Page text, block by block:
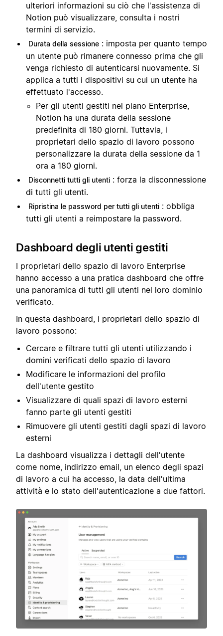
ulteriori informazioni su ciò che l'assistenza di
Notion può visualizzare, consulta i nostri
termini di servizio.
Durata della sessione : imposta per quanto tempo
un utente può rimanere connesso prima che gli
venga richiesto di autenticarsi nuovamente. Si
applica a tutti i dispositivi su cui un utente ha
effettuato l'accesso.
Per gli utenti gestiti nel piano Enterprise,
Notion ha una durata della sessione
predefinita di 180 giorni. Tuttavia, i
proprietari dello spazio di lavoro possono
personalizzare la durata della sessione da 1
ora a 180 giorni.
Disconnetti tutti gli utenti : forza la disconnessione
di tutti gli utenti.
Ripristina le password per tutti gli utenti : obbliga
tutti gli utenti a reimpostare la password.
Dashboard degli utenti gestiti
I proprietari dello spazio di lavoro Enterprise
hanno accesso a una pratica dashboard che offre
una panoramica di tutti gli utenti nel loro dominio
verificato.
In questa dashboard, i proprietari dello spazio di
lavoro possono:
Cercare e filtrare tutti gli utenti utilizzando i
domini verificati dello spazio di lavoro
Modificare le informazioni del profilo
dell'utente gestito
Visualizzare di quali spazi di lavoro esterni
fanno parte gli utenti gestiti
Rimuovere gli utenti gestiti dagli spazi di lavoro
esterni
La dashboard visualizza i dettagli dell'utente
come nome, indirizzo email, un elenco degli spazi
di lavoro a cui ha accesso, la data dell'ultima
attività e lo stato dell'autenticazione a due fattori.